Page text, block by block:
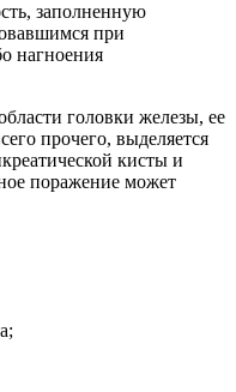
заполненную
при
нагноения
головки железы, ее
прочего, выделяется
кисты и
поражение может